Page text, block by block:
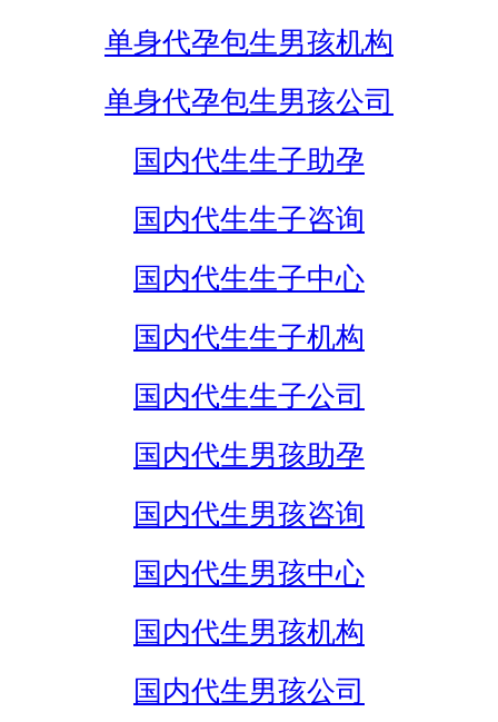
单身代孕包生男孩机构
单身代孕包生男孩公司
国内代生生子助孕
国内代生生子咨询
国内代生生子中心
国内代生生子机构
国内代生生子公司
国内代生男孩助孕
国内代生男孩咨询
国内代生男孩中心
国内代生男孩机构
国内代生男孩公司